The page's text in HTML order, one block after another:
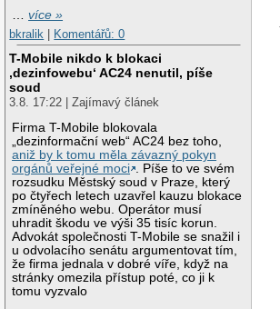
…více »
bkralik
Komentářů: 0
T-Mobile nikdo k blokaci
‚dezinfowebu‘ AC24 nenutil, píše
soud
3.8. 17:22 | Zajímavý článek
Firma T-Mobile blokovala
„dezinformační web“ AC24 bez toho,
aniž by k tomu měla závazný pokyn
orgánů veřejné moci . Píše to ve svém
rozsudku Městský soud v Praze, který
po čtyřech letech uzavřel kauzu blokace
zmíněného webu. Operátor musí
uhradit škodu ve výši 35 tisíc korun.
Advokát společnosti T-Mobile se snažil i
u odvolacího senátu argumentovat tím,
že firma jednala v dobré víře, když na
stránky omezila přístup poté, co ji k
tomu vyzvalo